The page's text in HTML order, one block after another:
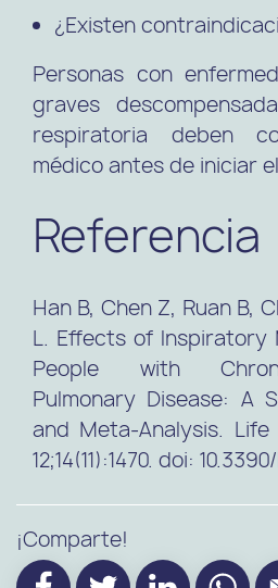
¿Existen
Personas con
graves
respiratoria deben
médico antes de iniciar
Referencia
Han B, Chen Z, Ruan B,
L. Effects of Inspiratory
People with
Pulmonary Disease: A
and Meta-Analysis. Life
12;14(11):1470. doi: 10.3390/
¡Comparte!